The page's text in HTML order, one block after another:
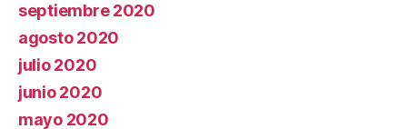
septiembre 2020
agosto 2020
julio 2020
junio 2020
mayo 2020